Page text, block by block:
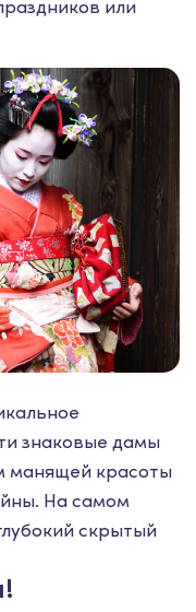
или
знаковые дамы
манящей красоты
На самом
скрытый